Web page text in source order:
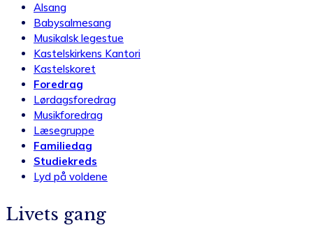
Alsang
Babysalmesang
Musikalsk legestue
Kastelskirkens Kantori
Kastelskoret
Foredrag
Lørdagsforedrag
Musikforedrag
Læsegruppe
Familiedag
Studiekreds
Lyd på voldene
Livets gang